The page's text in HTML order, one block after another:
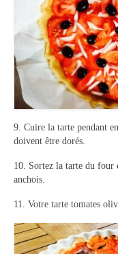
9. Cuire la tarte pendant
doivent être dorés.
10. Sortez la tarte du four
anchois.
11. Votre tarte tomates